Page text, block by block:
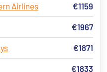
Airlines €1159
€1967
€1871
€1833